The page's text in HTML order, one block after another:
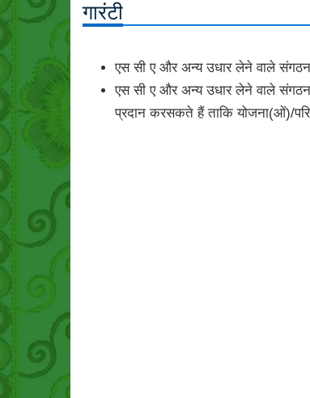
गारंटी
एस सी ए और अन्य उधार लेने वाले संगठन
एस सी ए और अन्य उधार लेने वाले
प्रदान करसकते हैं ताकि योजना(ओं)/